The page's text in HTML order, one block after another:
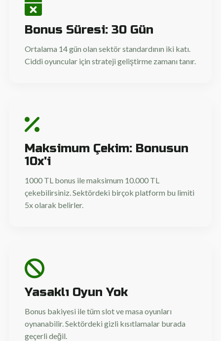
Bonus Süresi: 30 Gün
Ortalama 14 gün olan sektör standardının iki katı.
Ciddi oyuncular için strateji geliştirme zamanı tanır.
Maksimum Çekim: Bonusun
10x'i
1000 TL bonus ile maksimum 10.000 TL
çekebilirsiniz. Sektördeki birçok platform bu limiti
5x olarak belirler.
Yasaklı Oyun Yok
Bonus bakiyesi ile tüm slot ve masa oyunları
oynanabilir. Sektördeki gizli kısıtlamalar burada
geçerli değil.